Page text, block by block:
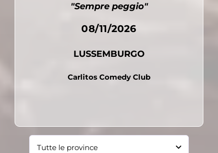
"Sempre peggio"
08/11/2026
LUSSEMBURGO
Carlitos Comedy Club